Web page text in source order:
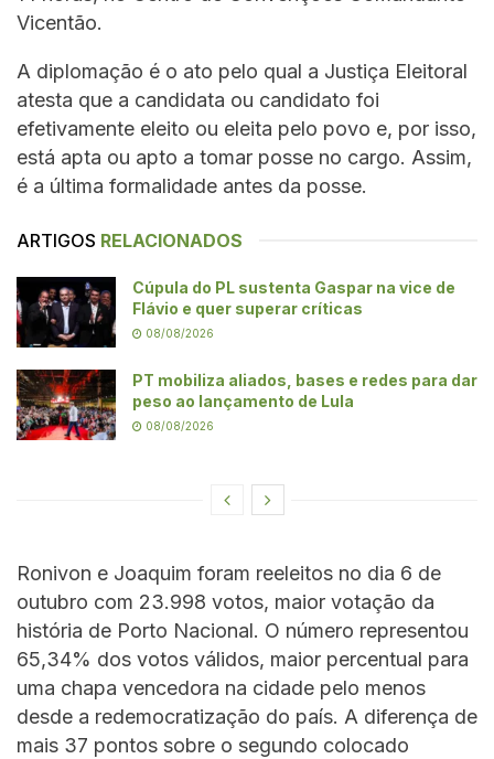
Vicentão.
A diplomação é o ato pelo qual a Justiça Eleitoral
atesta que a candidata ou candidato foi
efetivamente eleito ou eleita pelo povo e, por isso,
está apta ou apto a tomar posse no cargo. Assim,
é a última formalidade antes da posse.
ARTIGOS RELACIONADOS
Cúpula do PL sustenta Gaspar na vice de
Flávio e quer superar críticas
08/08/2026
PT mobiliza aliados, bases e redes para dar
peso ao lançamento de Lula
08/08/2026
Ronivon e Joaquim foram reeleitos no dia 6 de
outubro com 23.998 votos, maior votação da
história de Porto Nacional. O número representou
65,34% dos votos válidos, maior percentual para
uma chapa vencedora na cidade pelo menos
desde a redemocratização do país. A diferença de
mais 37 pontos sobre o segundo colocado